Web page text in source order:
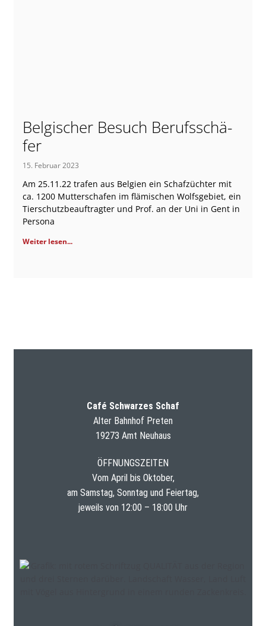
Bel­gi­scher Besuch Berufs­schä­
fer
15. Februar 2023
Am 25.11.22 tra­fen aus Bel­gi­en ein Schaf­züch­ter mit
ca. 1200 Mut­ter­scha­fen im flä­mi­schen Wolfs­ge­biet, ein
Tier­schutz­be­auf­trag­ter und Prof. an der Uni in Gent in
Per­so­na
Weiter lesen...
Café Schwarzes Schaf
Alter Bahnhof Preten
19273 Amt Neuhaus
ÖFFNUNGSZEITEN
Vom April bis Oktober,
am Samstag, Sonntag und Feiertag,
jeweils von 12:00 – 18:00 Uhr